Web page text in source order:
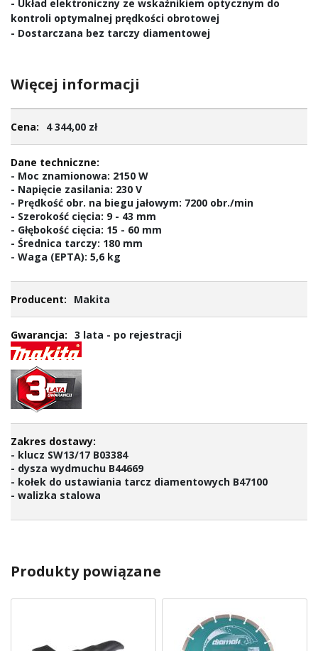
- Układ elektroniczny ze wskaźnikiem optycznym do
kontroli optymalnej prędkości obrotowej
- Dostarczana bez tarczy diamentowej
Więcej informacji
informacji4 344,00 zł
- Moc znamionowa: 2150 W
- Napięcie zasilania: 230 V
- Prędkość obr. na biegu jałowym: 7200 obr./min
- Szerokość cięcia: 9 - 43 mm
- Głębokość cięcia: 15 - 60 mm
- Średnica tarczy: 180 mm
- Waga (EPTA): 5,6 kg
Makita
3 lata - po rejestracji
- klucz SW13/17 B03384
- dysza wydmuchu B44669
- kołek do ustawiania tarcz diamentowych B47100
- walizka stalowa
Produkty powiązane